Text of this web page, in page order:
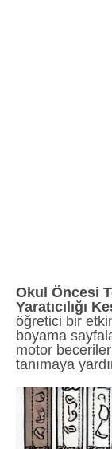
Okul Öncesi
Yaratıcılığı
öğretici bir
boyama
motor
tanımaya